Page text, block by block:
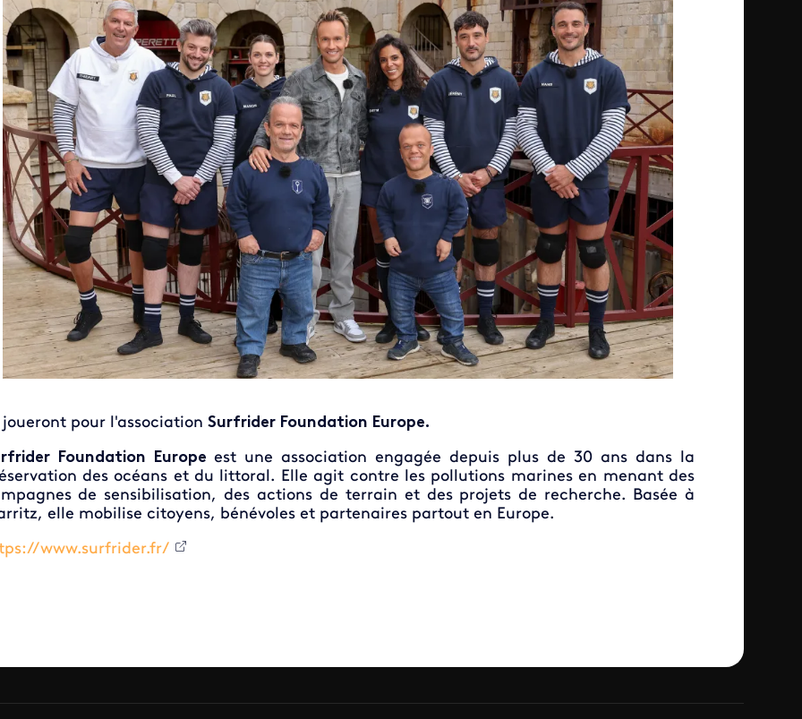
joueront pour l'association Surfrider Foundation Europe.
Foundation Europe est une association engagée depuis plus de 30 ans dans la
des océans et du littoral. Elle agit contre les pollutions marines en menant des
de sensibilisation, des actions de terrain et des projets de recherche. Basée à
elle mobilise citoyens, bénévoles et partenaires partout en Europe.
www.surfrider.fr/